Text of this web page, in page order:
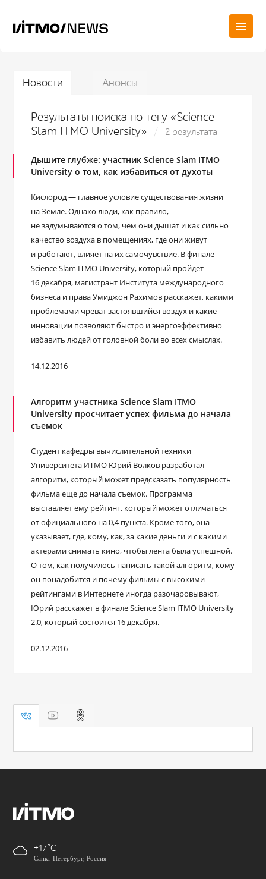
Новости Анонсы
Результаты поиска по тегу «Science
Slam ITMO University»
2 результата
Дышите глубже: участник Science Slam ITMO
University о том, как избавиться от духоты
Кислород — главное условие существования жизни
на Земле. Однако люди, как правило,
не задумываются о том, чем они дышат и как сильно
качество воздуха в помещениях, где они живут
и работают, влияет на их самочувствие. В финале
Science Slam ITMO University, который пройдет
16 декабря, магистрант Института международного
бизнеса и права Умиджон Рахимов расскажет, какими
проблемами чреват застоявшийся воздух и какие
инновации позволяют быстро и энергоэффективно
избавить людей от головной боли во всех смыслах.
14.12.2016
Алгоритм участника Science Slam ITMO
University просчитает успех фильма до начала
съемок
Студент кафедры вычислительной техники
Университета ИТМО Юрий Волков разработал
алгоритм, который может предсказать популярность
фильма еще до начала съемок. Программа
выставляет ему рейтинг, который может отличаться
от официального на 0,4 пункта. Кроме того, она
указывает, где, кому, как, за какие деньги и с какими
актерами снимать кино, чтобы лента была успешной.
О том, как получилось написать такой алгоритм, кому
он понадобится и почему фильмы с высокими
рейтингами в Интернете иногда разочаровывают,
Юрий расскажет в финале Science Slam ITMO University
2.0, который состоится 16 декабря.
02.12.2016
+17
Санкт-Петербург, Россия